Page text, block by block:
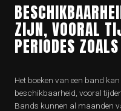
ZIJN, VOORAL
PERIODES
Het boeken van een band
beschikbaarheid, vooral
Bands kunnen al maanden